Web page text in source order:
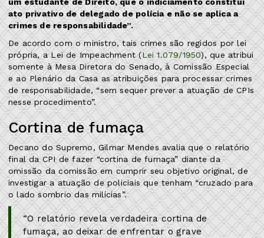
ato privativo de delegado de polícia e não se aplica a
crimes de responsabilidade”.
De acordo com o ministro, tais crimes são regidos por lei
própria, a Lei de Impeachment (Lei 1.079/1950), que atribui
somente à Mesa Diretora do Senado, à Comissão Especial
e ao Plenário da Casa as atribuições para processar crimes
de responsabilidade, “sem sequer prever a atuação de CPIs
nesse procedimento”.
Cortina de fumaça
Decano do Supremo, Gilmar Mendes avalia que o relatório
final da CPI de fazer “cortina de fumaça” diante da
omissão da comissão em cumprir seu objetivo original, de
investigar a atuação de policiais que tenham “cruzado para
o lado sombrio das milícias”.
“O relatório revela verdadeira cortina de
fumaça, ao deixar de enfrentar o grave